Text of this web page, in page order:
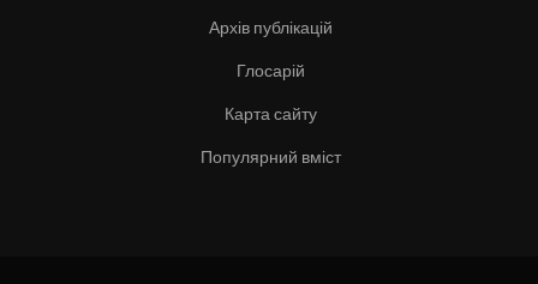
Архів публікацій
Глосарій
Карта сайту
Популярний вміст